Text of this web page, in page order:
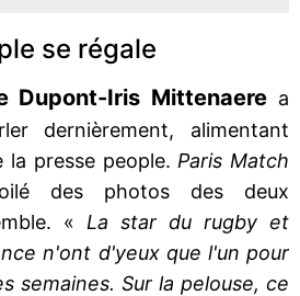
se régale
Dupont-Iris Mittenaere a
dernièrement, alimentant
la presse people. Paris Match
des photos des deux
« La star du rugby et
n'ont d'yeux que l'un pour
semaines. Sur la pelouse, ce